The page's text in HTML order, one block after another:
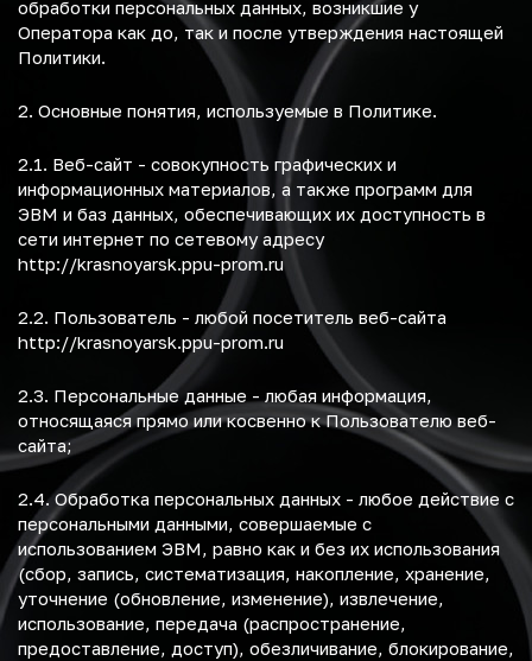
обработки персональных данных, возникшие у
Оператора как до, так и после утверждения настоящей
Политики.
2. Основные понятия, используемые в Политике.
2.1. Веб-сайт - совокупность графических и
информационных материалов, а также программ для
ЭВМ и баз данных, обеспечивающих их доступность в
сети интернет по сетевому адресу
http://krasnoyarsk.ppu-prom.ru
2.2. Пользователь - любой посетитель веб-сайта
http://krasnoyarsk.ppu-prom.ru
2.3. Персональные данные - любая информация,
относящаяся прямо или косвенно к Пользователю веб-
сайта;
2.4. Обработка персональных данных - любое действие с
персональными данными, совершаемые с
использованием ЭВМ, равно как и без их использования
(сбор, запись, систематизация, накопление, хранение,
уточнение (обновление, изменение), извлечение,
использование, передача (распространение,
предоставление, доступ), обезличивание, блокирование,